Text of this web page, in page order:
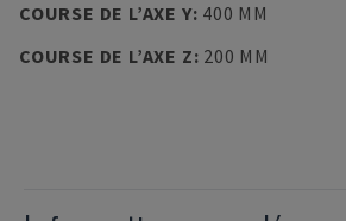
COURSE DE L’AXE Y: 400 MM
COURSE DE L’AXE Z: 200 MM